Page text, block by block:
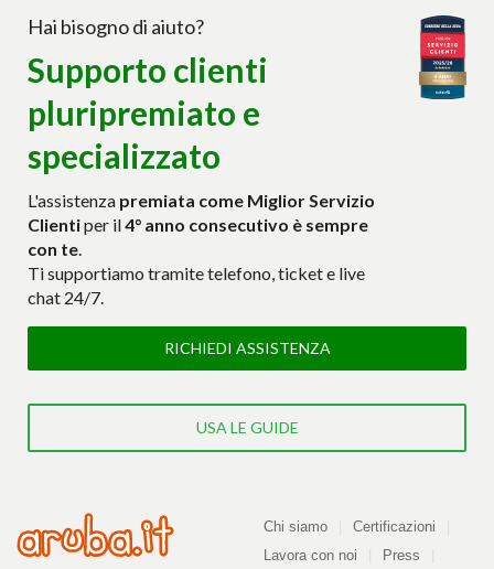
Hai bisogno di aiuto?
Supporto clienti
pluripremiato e
specializzato
L'assistenza premiata come Miglior Servizio
Clientiper il4° anno consecutivo è sempre
con te.
Ti supportiamo tramite telefono, ticket e live
chat 24/7.
RICHIEDI ASSISTENZA
USA LE GUIDE
Azienda
Chi siamo
Certificazioni
Lavora con noi
Press